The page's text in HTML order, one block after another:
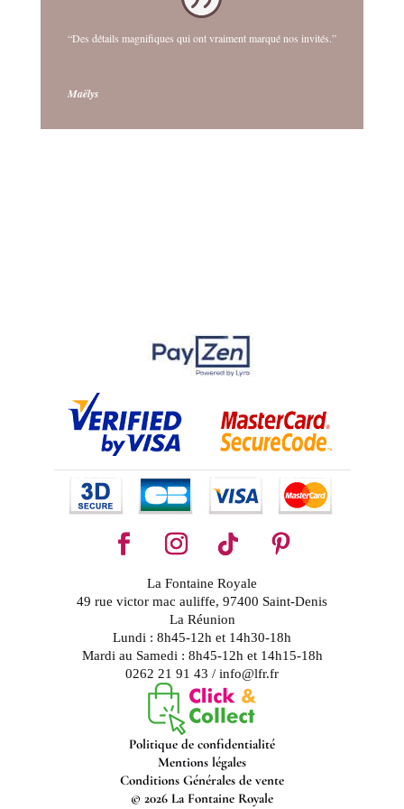
“Des détails magnifiques qui ont vraiment marqué nos invités.”
Maëlys
La Fontaine Royale
49 rue victor mac auliffe, 97400 Saint-Denis
La Réunion
Lundi : 8h45-12h et 14h30-18h
Mardi au Samedi : 8h45-12h et 14h15-18h
0262 21 91 43 / info@lfr.fr
Politique de confidentialité
Mentions légales
Conditions Générales de vente
© 2026 La Fontaine Royale